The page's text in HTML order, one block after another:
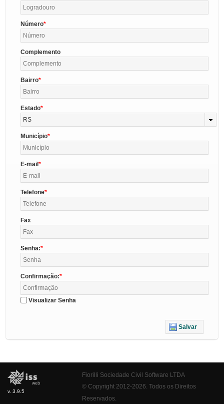
Número
Complemento
Bairro
Estado
RS
Município
E-mail
Telefone
Fax
Senha:
Confirmação:
Visualizar Senha
Salvar
v. 3.9.5
Fiorilli Sociedade Civil Software LTDA
© Copyright 2012-2026. Todos os Direitos
Reservados.